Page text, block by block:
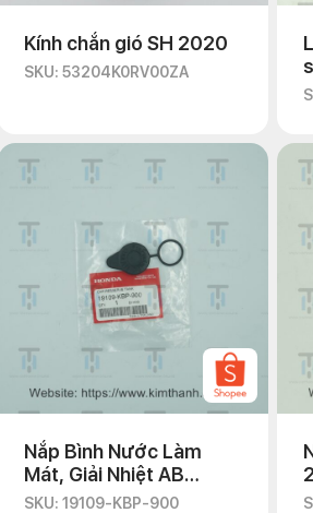
Kính chắn gió SH 2020
SKU: 53204K0RV00ZA
Nắp Bình Nước Làm
Mát, Giải Nhiệt AB
2008-2010
SKU: 19109-KBP-900